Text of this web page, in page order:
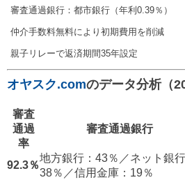
審査通過銀行：都市銀行（年利0.39％）
仲介手数料無料により初期費用を削減
親子リレーで返済期間35年設定
オヤスク.comのデータ分析（
審査
通過
率
審査通過銀行
92.3％
地方銀行：43％／ネット銀行
38％／信用金庫：19％